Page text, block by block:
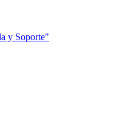
y Soporte"